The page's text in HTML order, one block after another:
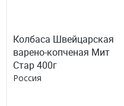
Колбаса Швейцарская
варено-копченая Мит
Стар 400г
Россия